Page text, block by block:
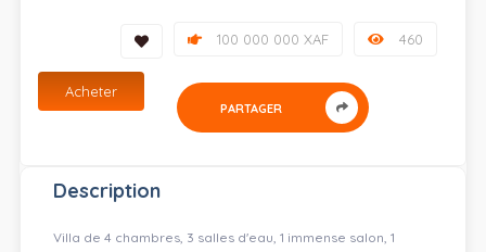
460
100 000 000 XAF
Acheter
PARTAGER
Description
Villa de 4 chambres, 3 salles d'eau, 1 immense salon, 1